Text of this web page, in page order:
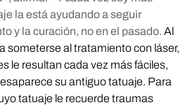
la está ayudando a seguir
y la curación, no en el pasado. Al
someterse al tratamiento con láser,
le resultan cada vez más fáciles,
su antiguo tatuaje. Para
tatuaje le recuerde traumas